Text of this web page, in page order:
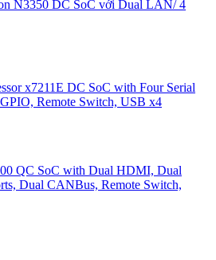
N3350 DC SoC với Dual LAN/ 4
x7211E DC SoC with Four Serial
Remote Switch, USB x4
QC SoC with Dual HDMI, Dual
Dual CANBus, Remote Switch,